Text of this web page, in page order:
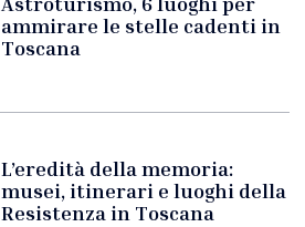
ammirare le stelle cadenti in
Toscana
L’eredità della memoria:
musei, itinerari e luoghi della
Resistenza in Toscana